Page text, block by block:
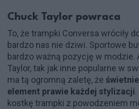
Chuck Taylor powraca
To, że trampki Conversa wróciły
bardzo nas nie dziwi. Sportowe
bardzo ważną pozycję w modzie.
Taylor, tak jak inne popularne w
ma tą ogromną zaletę, że
element prawie każdej stylizacji
kostkę trampki z powodzeniem